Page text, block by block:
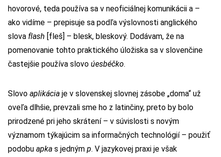
hovorové, teda používa sa v neoficiálnej komunikácii a –
ako vidíme – prepisuje sa podľa výslovnosti anglického
slova flash [fleš] – blesk, bleskový. Dodávam, že na
pomenovanie tohto praktického úložiska sa v slovenčine
častejšie používa slovo úesbéčko.
Slovo aplikácia je v slovenskej slovnej zásobe „doma“ už
oveľa dlhšie, prevzali sme ho z latinčiny, preto by bolo
prirodzené pri jeho skrátení – v súvislosti s novým
významom týkajúcim sa informačných technológií – použiť
podobu apka s jedným p. V jazykovej praxi je však